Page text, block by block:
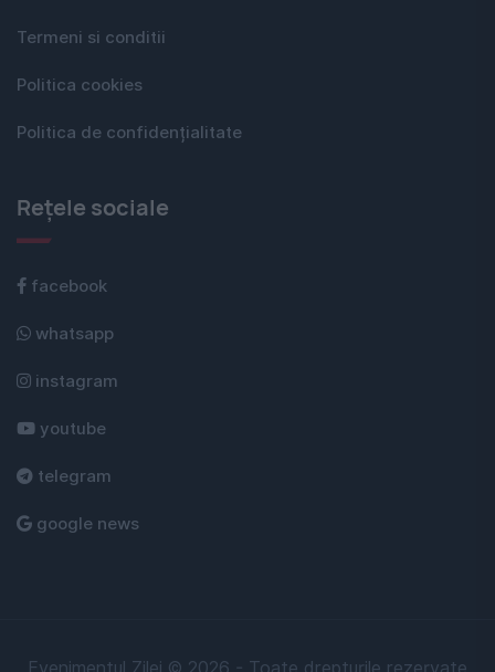
Termeni si conditii
Politica cookies
Politica de confidențialitate
Rețele sociale
facebook
whatsapp
instagram
youtube
telegram
google news